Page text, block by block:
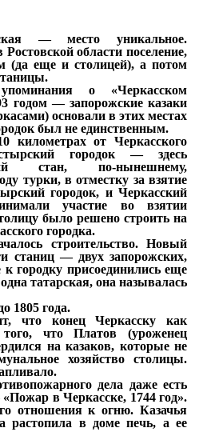
— место уникальное.
Ростовскойобласти поселение,
(да еще и столицей), а потом
о «Черкасском
годом — запорожские казаки
основали в этих местах
был не единственным.
от Черкасского
городок— здесь
стан, по-нынешнему,
турки, в отместку за взятие
городок, и Черкасский
участие во взятии
было решено строить на
городка.
строительство. Новый
станиц — двух запорожских,
городку присоединились еще
татарская, она называлась
1805 года.
что конец Черкасску как
того, что Платов (уроженец
на казаков, которые не
хозяйство столицы.
дела даже есть
«Пожар в Черкасске, 1744 год».
отношения к огню. Казачья
растопила в доме печь, а ее